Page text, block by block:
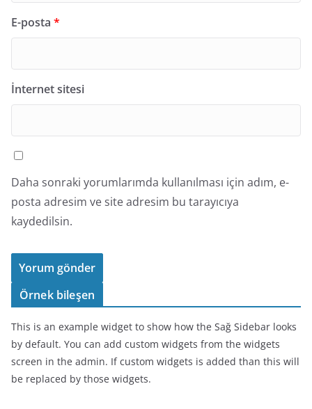
E-posta *
İnternet sitesi
Daha sonraki yorumlarımda kullanılması için adım, e-
posta adresim ve site adresim bu tarayıcıya
kaydedilsin.
Örnek bileşen
This is an example widget to show how the Sağ Sidebar looks
by default. You can add custom widgets from the widgets
screen in the admin. If custom widgets is added than this will
be replaced by those widgets.